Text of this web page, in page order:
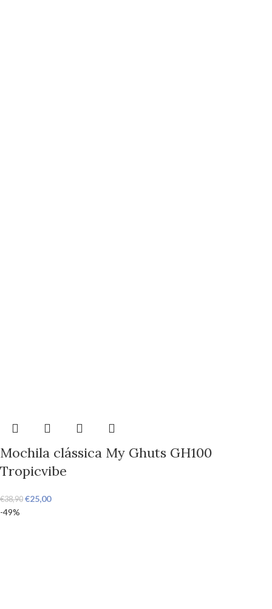
Mochila clássica My Ghuts GH100
Tropicvibe
€38,90 €25,00
-49%